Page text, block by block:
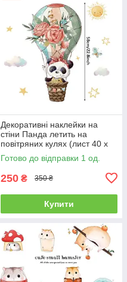
Декоративні наклейки на
стіни Панда летить на
повітряних кулях (лист 40 х
60 см) Б156-20-7
Готово до відправки 1 од.
250 ₴ 350 ₴
Купити